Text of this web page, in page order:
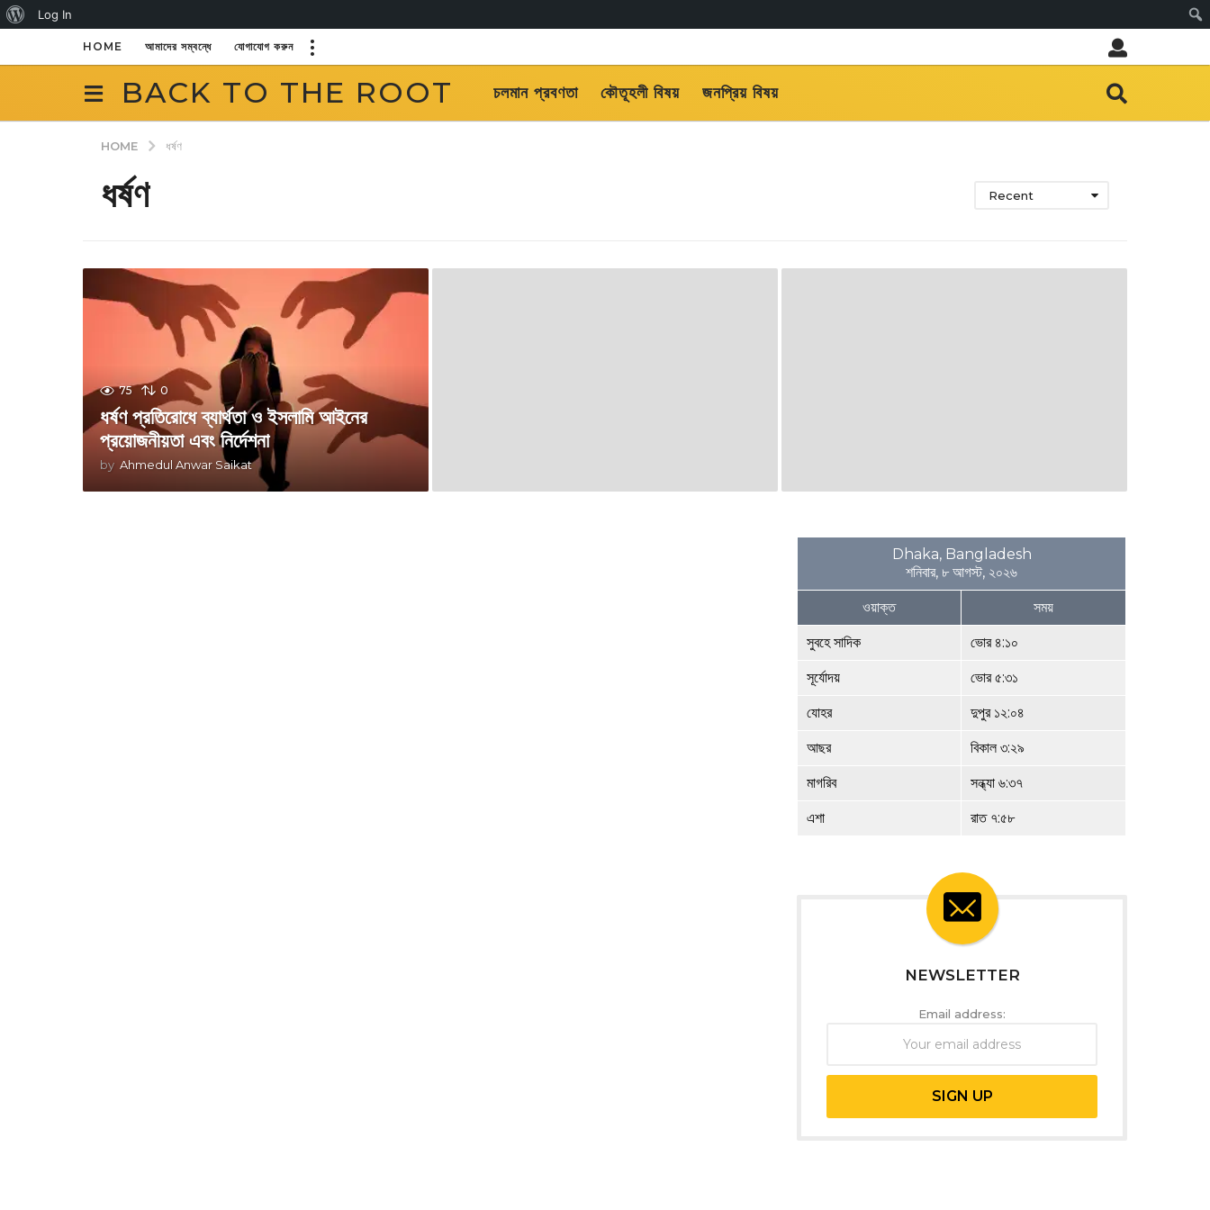
About
WordPress
Log In
HOME আমাদের সম্বন্ধে যোগাযোগ করুন
BACK TO THE ROOT চলমান প্রবণতা কৌতূহলী বিষয় জনপ্রিয় বিষয়
HOME ধর্ষণ
ধর্ষণ Recent
75 0
ধর্ষণ প্রতিরোধে ব্যার্থতা ও ইসলামি আইনের
প্রয়োজনীয়তা এবং নির্দেশনা
by Ahmedul Anwar Saikat
Dhaka, Bangladesh
শনিবার, ৮ আগস্ট, ২০২৬
ওয়াক্ত সময়
সুবহে সাদিক ভোর ৪:১০
সূর্যোদয় ভোর ৫:৩১
যোহর দুপুর ১২:০৪
আছর বিকাল ৩:২৯
মাগরিব সন্ধ্যা ৬:৩৭
এশা রাত ৭:৫৮
NEWSLETTER
Email address: